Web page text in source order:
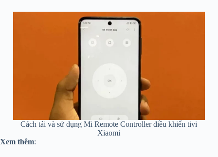
Cách tải và sử dụng Mi Remote Controller điều khiển tivi
Xiaomi
Xem thêm: